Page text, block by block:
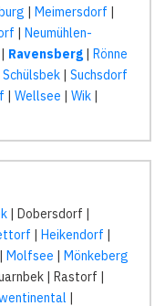
| Meimersdorf |
| Neumühlen-
| Ravensberg | Rönne
Schülsbek | Suchsdorf
| Wellsee | Wik |
| Dobersdorf |
| Heikendorf |
| Molfsee | Mönkeberg
| Rastorf |
|